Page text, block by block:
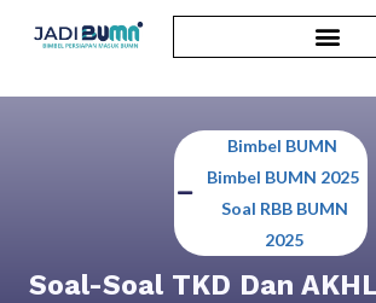
Bimbel BUMN
Bimbel BUMN 2025,
Soal RBB BUMN
2025
Soal-Soal TKD Dan